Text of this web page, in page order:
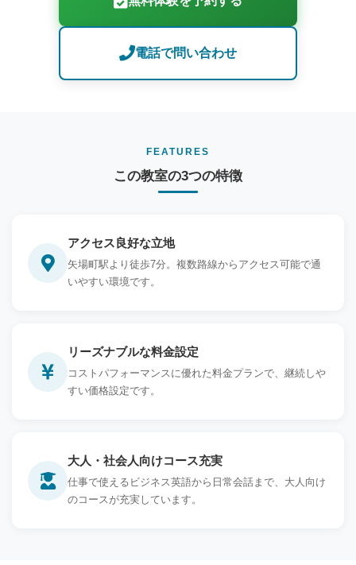
電話で問い合わせ
FEATURES
この教室の3つの特徴
アクセス良好な立地
矢場町駅より徒歩7分。複数路線からアクセス可能で通
いやすい環境です。
リーズナブルな料金設定
コストパフォーマンスに優れた料金プランで、継続しや
すい価格設定です。
大人・社会人向けコース充実
仕事で使えるビジネス英語から日常会話まで、大人向け
のコースが充実しています。